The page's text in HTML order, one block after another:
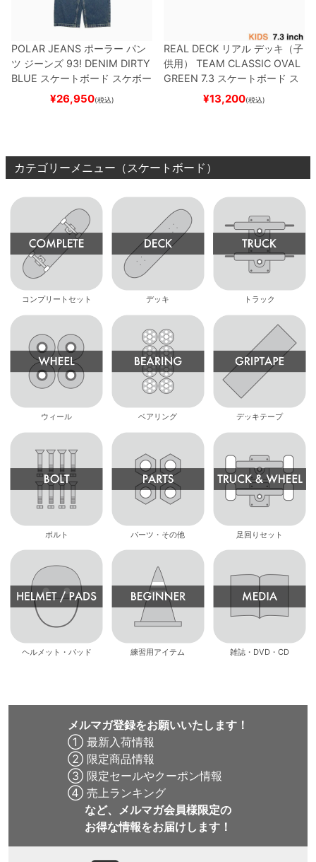
POLAR JEANS ポーラー パン
ツ ジーンズ 93! DENIM DIRTY
BLUE スケートボード スケボー
¥26,950(税込)
REAL DECK リアル デッキ（子
供用）
TEAM CLASSIC OVAL
GREEN 7.3 スケートボード ス
¥13,200(税込)
カテゴリーメニュー（スケートボード）
コンプリートセット デッキ トラック
ウィール ベアリング デッキテープ
ボルト パーツ・その他 足回りセット
ヘルメット・パッド 練習用アイテム 雑誌・DVD・CD
メルマガ登録をお願いいたします！
① 最新入荷情報
② 限定商品情報
③ 限定セールやクーポン情報
④ 売上ランキング
など、メルマガ会員様限定の
お得な情報をお届けします！